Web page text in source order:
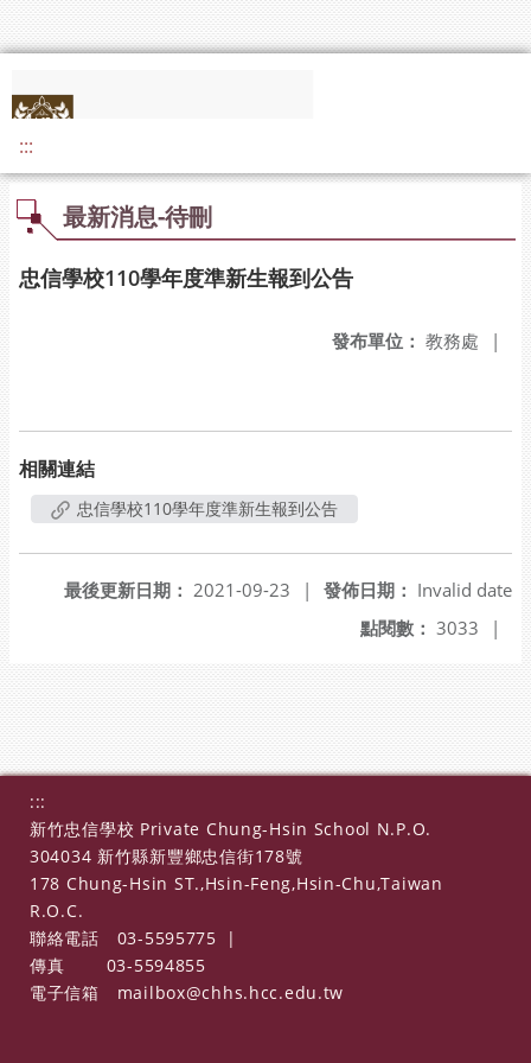
:::
最新消息-待刪
忠信學校110學年度準新生報到公告
發布單位： 教務處 |
相關連結
忠信學校110學年度準新生報到公告
發佈日期： Invalid date
最後更新日期： 2021-09-23
|
點閱數： 3033 |
:::
新竹忠信學校 Private Chung-Hsin School N.P.O.
304034 新竹縣新豐鄉忠信街178號
178 Chung-Hsin ST.,Hsin-Feng,Hsin-Chu,Taiwan
R.O.C.
聯絡電話
03-5595775
|
傳真
03-5594855
電子信箱
mailbox@chhs.hcc.edu.tw